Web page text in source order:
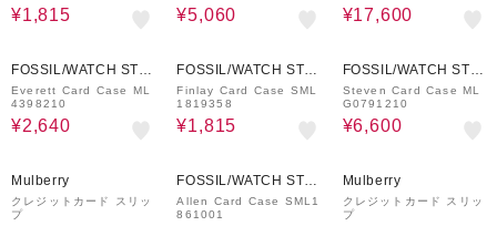
¥1,815 ¥5,060 ¥17,600
FOSSIL/WATCH STAT
ION INTERNATIONAL
Everett Card Case ML
4398210
¥2,640
FOSSIL/WATCH STAT
ION INTERNATIONAL
Finlay Card Case SML
1819358
¥1,815
FOSSIL/WATCH STAT
ION INTERNATIONAL
Steven Card Case ML
G0791210
¥6,600
Mulberry
クレジットカード スリッ
プ
FOSSIL/WATCH STAT
ION INTERNATIONAL
Allen Card Case SML1
861001
Mulberry
クレジットカード スリッ
プ